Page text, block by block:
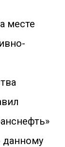
месте
данному